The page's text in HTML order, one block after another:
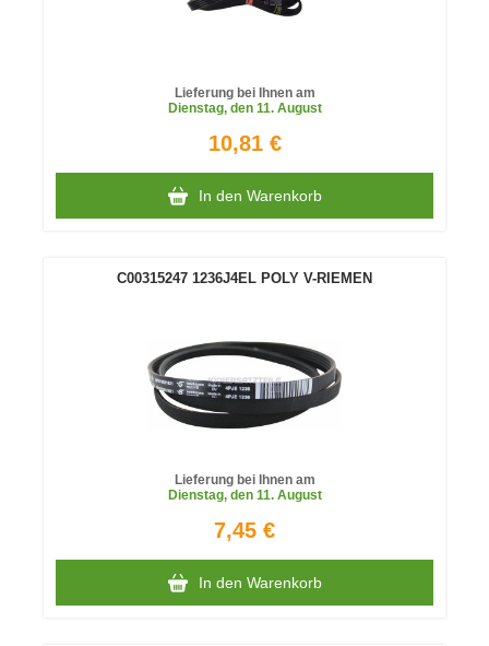
Lieferung bei Ihnen am
Dienstag, den 11. August
10,81 €
In den Warenkorb
C00315247 1236J4EL POLY V-RIEMEN
Lieferung bei Ihnen am
Dienstag, den 11. August
7,45 €
In den Warenkorb